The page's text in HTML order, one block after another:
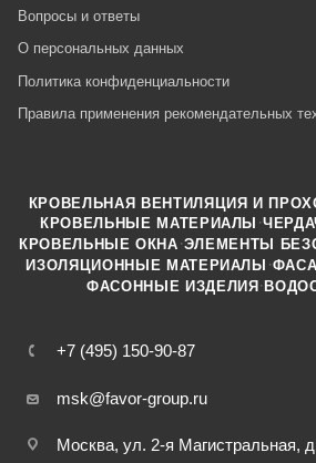
Вопросы и ответы
О персональных данных
Политика конфиденциальности
Правила применения рекомендательных
+7 (495) 150-90-87
msk@favor-group.ru
Москва, ул. 2-я Магистральная,
КРОВЕЛЬНАЯ ВЕНТИЛЯЦИЯ И
КРОВЕЛЬНЫЕ МАТЕРИАЛЫ ·
КРОВЕЛЬНЫЕ ОКНА ·ЭЛЕМЕНТЫ
ИЗОЛЯЦИОННЫЕ МАТЕРИАЛЫ ·
ФАСОННЫЕ ИЗДЕЛИЯ ·